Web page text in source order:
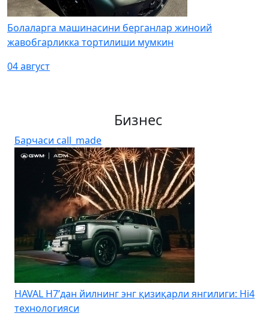
Болаларга машинасини берганлар жиноий
жавобгарликка тортилиши мумкин
04 август
Бизнес
Барчаси call_made
HAVAL H7’дан йилнинг энг қизиқарли янгилиги: Hi4
технологияси